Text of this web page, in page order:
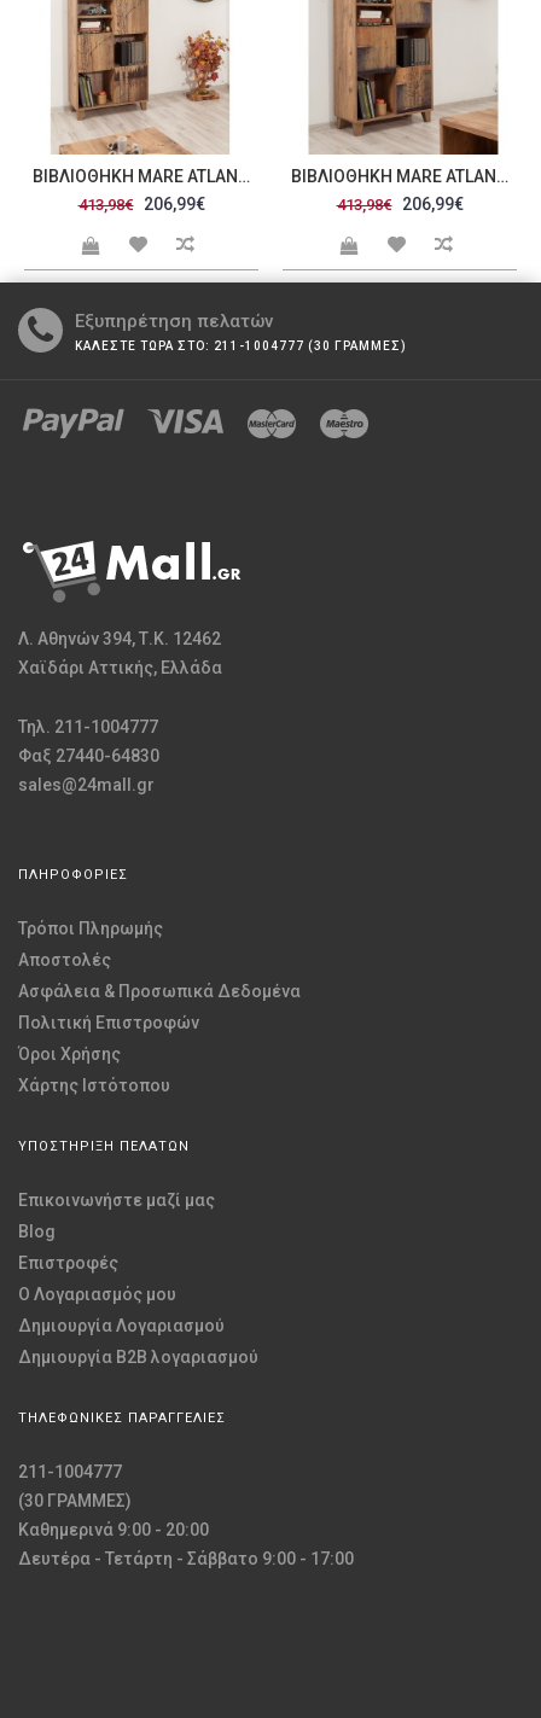
ΒΙΒΛΙΟΘΉΚΗ MARE ATLANTIC PINE ΧΡΏΜΑ ΜΕΛΑΜΊΝΗ 80X36XH155CM C457557
413,98€ 206,99€
ΒΙΒΛΙΟΘΉΚΗ MARE ATLANTIC PINE ΧΡΏΜΑ ΜΕΛΑΜΊΝΗ 80X36XH155CM C457558
413,98€ 206,99€
Εξυπηρέτηση πελατών
ΚΑΛΕΣΤΕ ΤΩΡΑ ΣΤΟ: 211-1004777 (30 ΓΡΑΜΜΕΣ)
Λ. Αθηνών 394, Τ.Κ. 12462
Χαϊδάρι Αττικής, Ελλάδα
Τηλ. 211-1004777
Φαξ 27440-64830
sales@24mall.gr
ΠΛΗΡΟΦΟΡΙΕΣ
Τρόποι Πληρωμής
Αποστολές
Ασφάλεια & Προσωπικά Δεδομένα
Πολιτική Επιστροφών
Όροι Χρήσης
Χάρτης Ιστότοπου
ΥΠΟΣΤΗΡΙΞΗ ΠΕΛΑΤΩΝ
Επικοινωνήστε μαζί μας
Blog
Επιστροφές
O Λογαριασμός μου
Δημιουργία Λογαριασμού
Δημιουργία B2B λογαριασμού
ΤΗΛΕΦΩΝΙΚΕΣ ΠΑΡΑΓΓΕΛΙΕΣ
211-1004777
(30 ΓΡΑΜΜΕΣ)
Καθημερινά 9:00 - 20:00
Δευτέρα - Τετάρτη - Σάββατο 9:00 - 17:00